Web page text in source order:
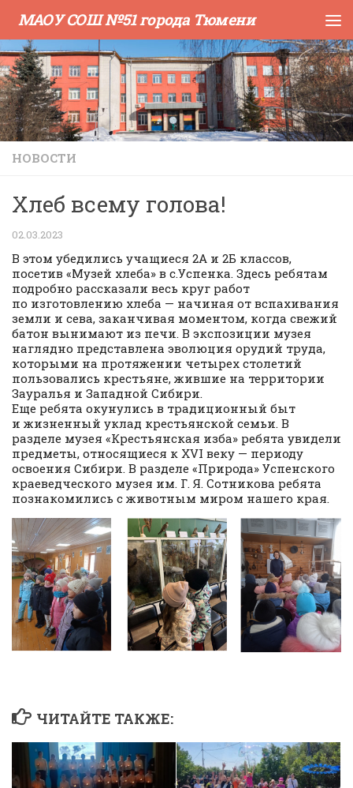
Skip to content
МАОУ СОШ №51 города Тюмени
НОВОСТИ
Хлеб всему голова!
02.03.2023
В этом убедились учащиеся 2А и 2Б классов,
посетив «Музей хлеба» в с.Успенка. Здесь ребятам
подробно рассказали весь круг работ
по изготовлению хлеба — начиная от вспахивания
земли и сева, заканчивая моментом, когда свежий
батон вынимают из печи. В экспозиции музея
наглядно представлена эволюция орудий труда,
которыми на протяжении четырех столетий
пользовались крестьяне, жившие на территории
Зауралья и Западной Сибири.
Еще ребята окунулись в традиционный быт
и жизненный уклад крестьянской семьи. В
разделе музея «Крестьянская изба» ребята увидели
предметы, относящиеся к XVI веку — периоду
освоения Сибири. В разделе «Природа» Успенского
краеведческого музея им. Г. Я. Сотникова ребята
познакомились с животным миром нашего края.
ЧИТАЙТЕ ТАКЖЕ: